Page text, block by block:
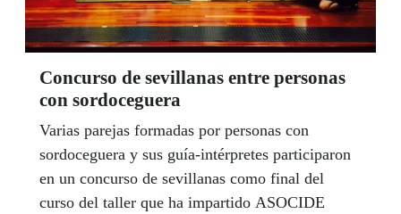
Concurso de sevillanas entre personas
con sordoceguera
Varias parejas formadas por personas con
sordoceguera y sus guía-intérpretes participaron
en un concurso de sevillanas como final del
curso del taller que ha impartido ASOCIDE